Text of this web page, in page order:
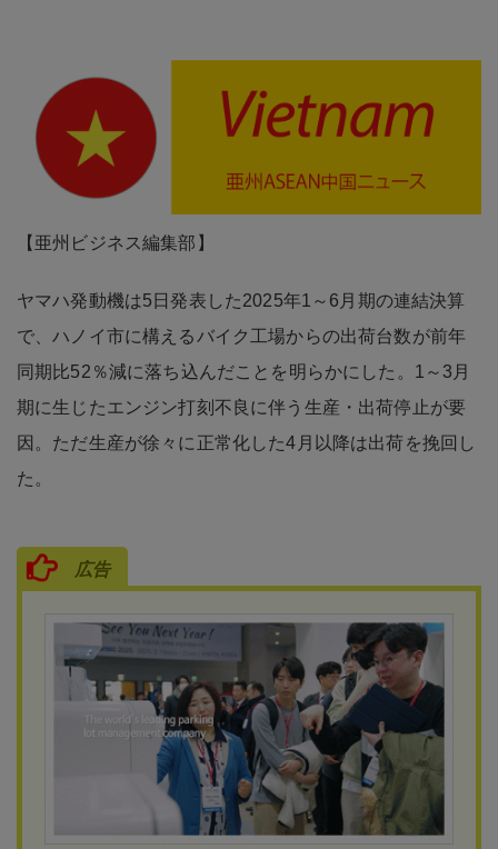
【亜州ビジネス編集部】
ヤマハ発動機は5日発表した2025年1～6月期の連結決算
で、ハノイ市に構えるバイク工場からの出荷台数が前年
同期比52％減に落ち込んだことを明らかにした。1～3月
期に生じたエンジン打刻不良に伴う生産・出荷停止が要
因。ただ生産が徐々に正常化した4月以降は出荷を挽回し
た。
広告